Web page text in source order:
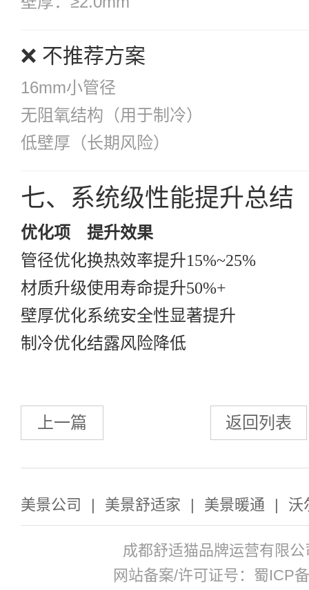
❌ 不推荐方案
16mm小管径
无阻氧结构（用于制冷）
低壁厚（长期风险）
七、系统级性能提升总结
优化项
提升效果
管径优化换热效率提升15%~25%
材质升级使用寿命提升50%+
壁厚优化系统安全性显著提升
制冷优化结露风险降低
上一篇 返回列表
美景公司 | 美景舒适家 | 美景暖通 | 沃
成都舒适猫品牌运营有限
网站备案/许可证号：蜀ICP